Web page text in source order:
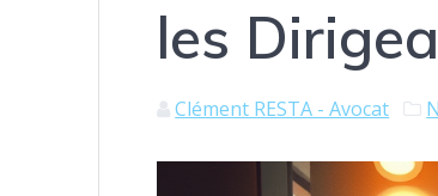
les
Clément RESTA - Avocat